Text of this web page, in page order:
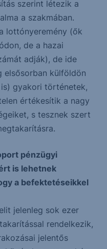
szerint létezik a
a szakmában.
lottónyeremény (ők
de a hazai
adják), de ide
elsősorban külföldön
gyakori történetek,
értékesítik a nagy
s tesznek szert
pénzügyi
is lehetnek
a befektetéseikkel
jelenleg sok ezer
rendelkezik,
jelentős